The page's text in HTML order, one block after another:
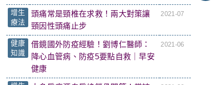
增生
療法
頭痛常是頸椎在求救！兩大對策讓
頸因性頭痛止步
2021-07
健康
知識
借鏡國外防疫經驗！劉博仁醫師：
降心血管病、防疫5要點自救｜早安
健康
2021-06